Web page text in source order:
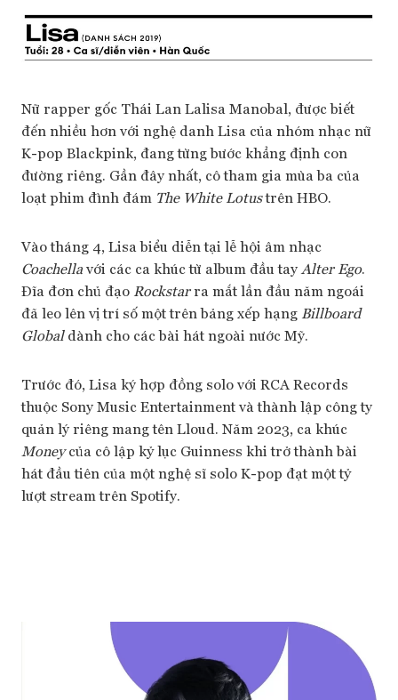
Nữ rapper gốc Thái Lan Lalisa Manobal, được biết
đến nhiều hơn với nghệ danh Lisa của nhóm nhạc nữ
K-pop Blackpink, đang từng bước khẳng định con
đường riêng. Gần đây nhất, cô tham gia mùa ba của
loạt phim đình đám The White Lotustrên HBO.
Vào tháng 4, Lisa biểu diễn tại lễ hội âm nhạc
Coachellavới các ca khúc từ album đầu tay Alter Ego.
Đĩa đơn chủ đạo Rockstarra mắt lần đầu năm ngoái
đã leo lên vị trí số một trên bảng xếp hạng Billboard
Globaldành cho các bài hát ngoài nước Mỹ.
Trước đó, Lisa ký hợp đồng solo với RCA Records
thuộc Sony Music Entertainment và thành lập công ty
quản lý riêng mang tên Lloud. Năm 2023, ca khúc
Moneycủa cô lập kỷ lục Guinness khi trở thành bài
hát đầu tiên của một nghệ sĩ solo K-pop đạt một tỷ
lượt stream trên Spotify.